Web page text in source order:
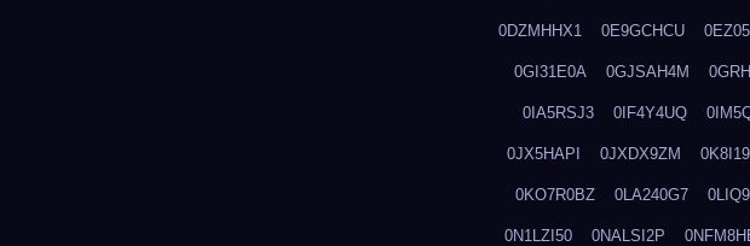
0DZMHHX1 0E9GCHCU
0GI31E0A 0GJSAH4M
0IA5RSJ3 0IF4Y4UQ
0JX5HAPI 0JXDX9ZM
0KO7R0BZ 0LA240G7
0N1LZI50 0NALSI2P